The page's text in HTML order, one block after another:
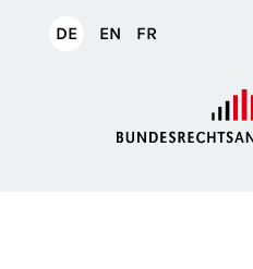
DEDeutsch
EN English
FR